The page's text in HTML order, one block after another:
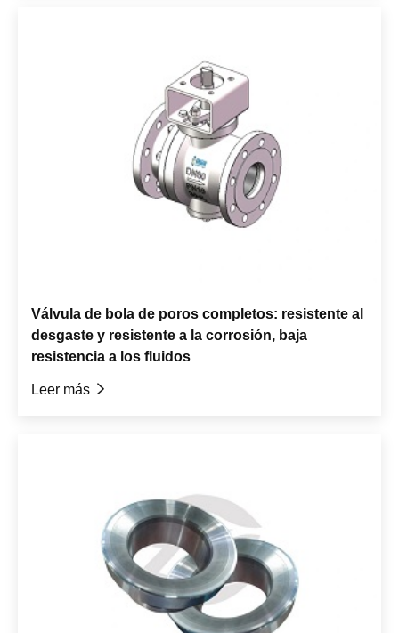
Válvula de bola de poros completos: resistente al
desgaste y resistente a la corrosión, baja
resistencia a los fluidos
Leer más 